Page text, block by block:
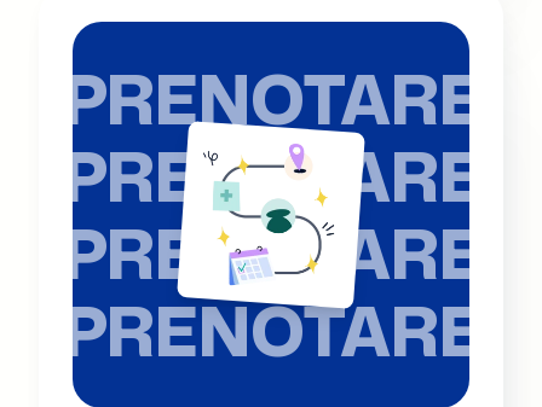
PRENOTARE
PRENOTARE
PRENOTARE
PRENOTARE